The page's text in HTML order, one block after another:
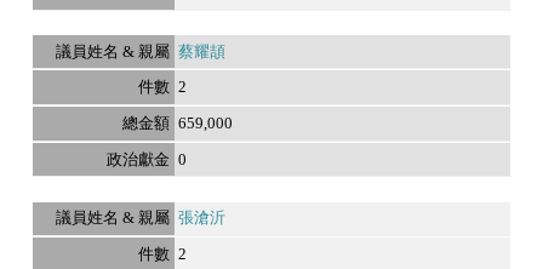
蔡耀頡
2
659,000
0
張滄沂
2